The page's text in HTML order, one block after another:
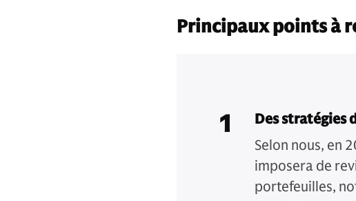
Principaux points à
1
Des stratégies
Selon nous, en
imposera de
portefeuilles,